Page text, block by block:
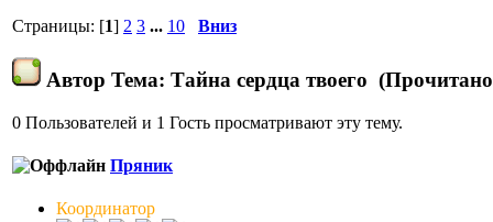
Страницы: [1] 2 3 ... 10 Вниз
Автор Тема: Тайна сердца твоего
0 Пользователей и 1 Гость просматривают эту тему.
Пряник
Координатор